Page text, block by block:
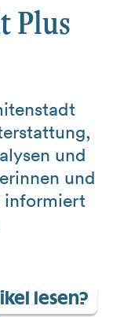
Plus
und
und
informiert
lesen?